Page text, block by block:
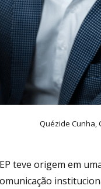
Quézide Cunha,
teve origem em